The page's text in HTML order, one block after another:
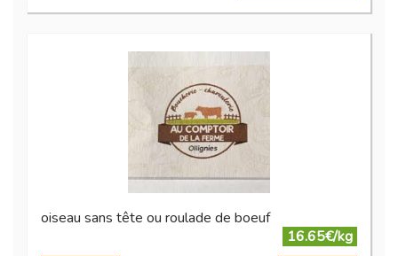
oiseau sans tête ou roulade de boeuf
16.65€/kg